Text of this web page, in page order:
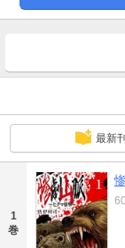
最新
1
巻